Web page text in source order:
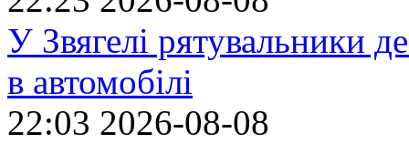
У Звягелі рятувальники
в автомобілі
22:03 2026-08-08